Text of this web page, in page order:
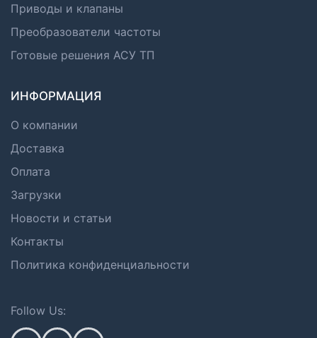
Приводы и клапаны
Преобразователи частоты
Готовые решения АСУ ТП
ИНФОРМАЦИЯ
О компании
Доставка
Оплата
Загрузки
Новости и статьи
Контакты
Политика конфиденциальности
Follow Us: